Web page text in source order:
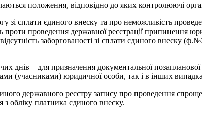
положення, відповідно до яких контролюючі
зі сплати єдиного внеску та про неможливість
проти проведення державної реєстрації припинення
заборгованості зі сплати єдиного внеску
днів – для призначення документальної
(учасниками) юридичної особи, так і в інших
державного реєстру запису про проведення
з обліку платника єдиного внеску.